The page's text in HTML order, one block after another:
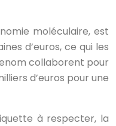
moléculaire, est
d’euros, ce qui les
collaborent pour
d’euros pour une
à respecter, la